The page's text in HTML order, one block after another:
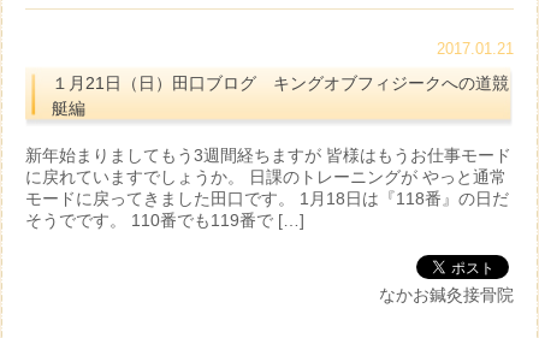
2017.01.21
１月21日（日）田口ブログ キングオブフィジークへの道競
艇編
新年始まりましてもう3週間経ちますが 皆様はもうお仕事モード
に戻れていますでしょうか。 日課のトレーニングが やっと通常
モードに戻ってきました田口です。 1月18日は『118番』の日だ
そうでです。 110番でも119番で […]
なかお鍼灸接骨院